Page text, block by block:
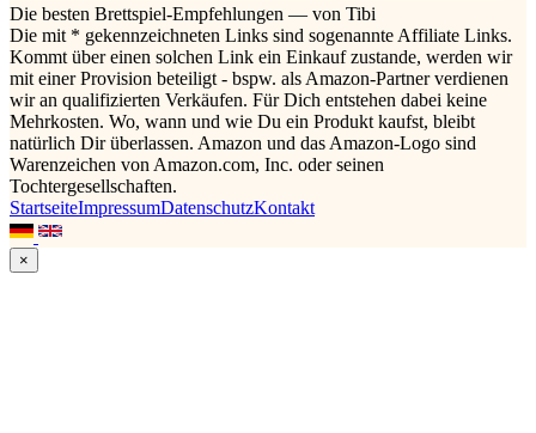
Die besten Brettspiel-Empfehlungen — von Tibi
Die mit * gekennzeichneten Links sind sogenannte Affiliate Links.
Kommt über einen solchen Link ein Einkauf zustande, werden wir
mit einer Provision beteiligt - bspw. als Amazon-Partner verdienen
wir an qualifizierten Verkäufen. Für Dich entstehen dabei keine
Mehrkosten. Wo, wann und wie Du ein Produkt kaufst, bleibt
natürlich Dir überlassen. Amazon und das Amazon-Logo sind
Warenzeichen von Amazon.com, Inc. oder seinen
Tochtergesellschaften.
StartseiteImpressumDatenschutzKontakt
×